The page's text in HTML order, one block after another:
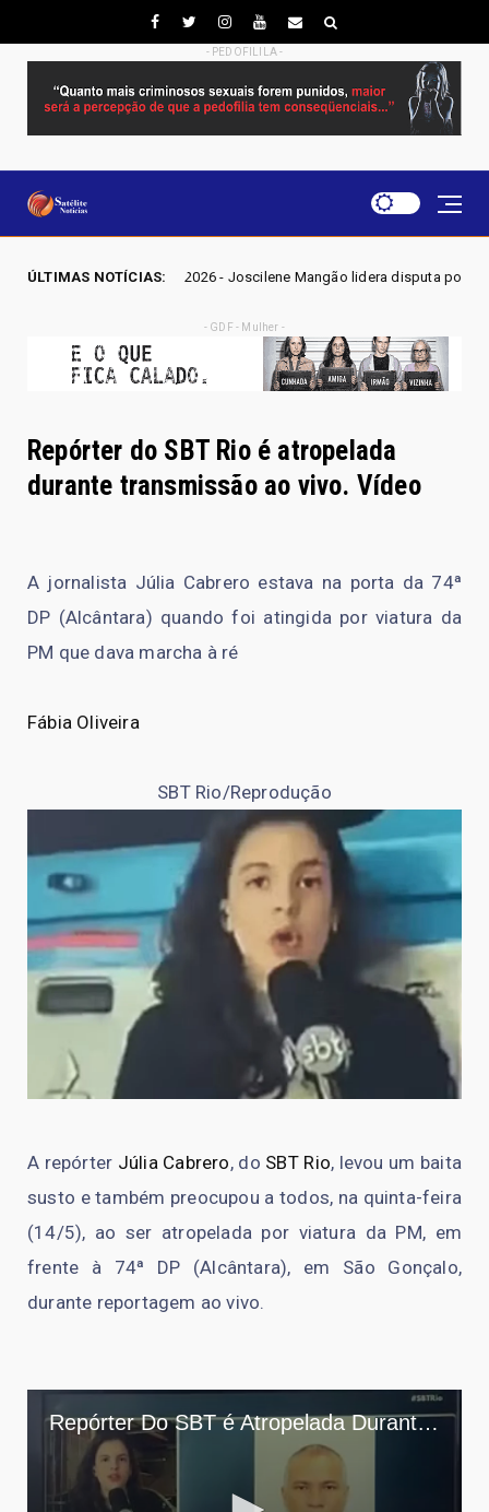
- PEDOFILILA -
ÚLTIMAS NOTÍCIAS:
2026 - Joscilene Mangão lidera disputa por vaga na Alego em Novo
- GDF - Mulher -
Repórter do SBT Rio é atropelada
durante transmissão ao vivo. Vídeo
A jornalista Júlia Cabrero estava na porta da 74ª
DP (Alcântara) quando foi atingida por viatura da
PM que dava marcha à ré
Fábia Oliveira
SBT Rio/Reprodução
A repórter Júlia Cabrero, do SBT Rio, levou um baita
susto e também preocupou a todos, na quinta-feira
(14/5), ao ser atropelada por viatura da PM, em
frente à 74ª DP (Alcântara), em São Gonçalo,
durante reportagem ao vivo.